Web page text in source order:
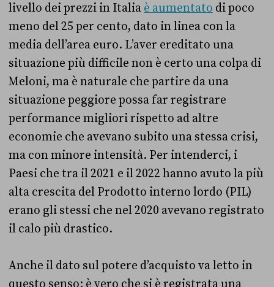
livello dei prezzi in Italia è aumentato di poco
meno del 25 per cento, dato in linea con la
media dell’area euro. L’aver ereditato una
situazione più difficile non è certo una colpa di
Meloni, ma è naturale che partire da una
situazione peggiore possa far registrare
performance migliori rispetto ad altre
economie che avevano subito una stessa crisi,
ma con minore intensità. Per intenderci, i
Paesi che tra il 2021 e il 2022 hanno avuto la più
alta crescita del Prodotto interno lordo (PIL)
erano gli stessi che nel 2020 avevano registrato
il calo più drastico.
Anche il dato sul potere d’acquisto va letto in